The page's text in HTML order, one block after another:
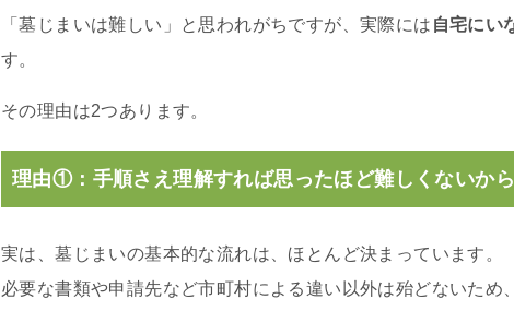
「墓じまいは難しい」と思われがちですが、実際には 自宅にい
す。
その理由は2つあります。
理由①：手順さえ理解すれば思ったほど難しくないから
実は、墓じまいの基本的な流れは、ほとんど決まっています。
必要な書類や申請先など市町村による違い以外は殆どないた